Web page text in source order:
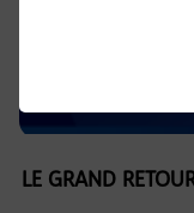
LE GRAND